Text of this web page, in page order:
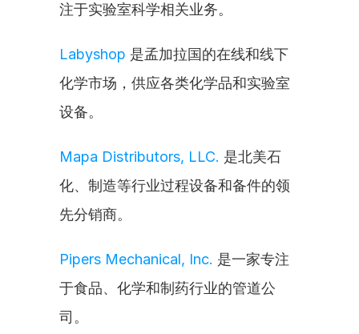
注于实验室科学相关业务。
Labyshop 是孟加拉国的在线和线下
化学市场，供应各类化学品和实验室
设备。
Mapa Distributors, LLC. 是北美石
化、制造等行业过程设备和备件的领
先分销商。
Pipers Mechanical, Inc. 是一家专注
于食品、化学和制药行业的管道公
司。